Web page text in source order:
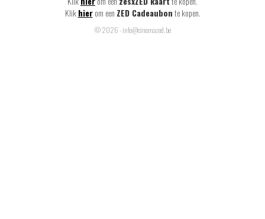
Klik hier om een ZED Cadeaubonte kopen.
© 2026 - info@cinemazed.be